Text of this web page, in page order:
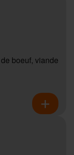
boeuf, viande